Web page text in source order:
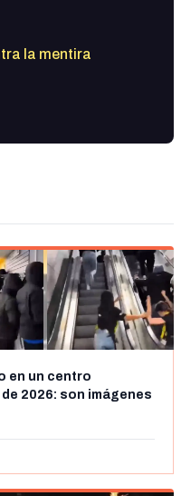
la mentira
en un centro
2026: son imágenes